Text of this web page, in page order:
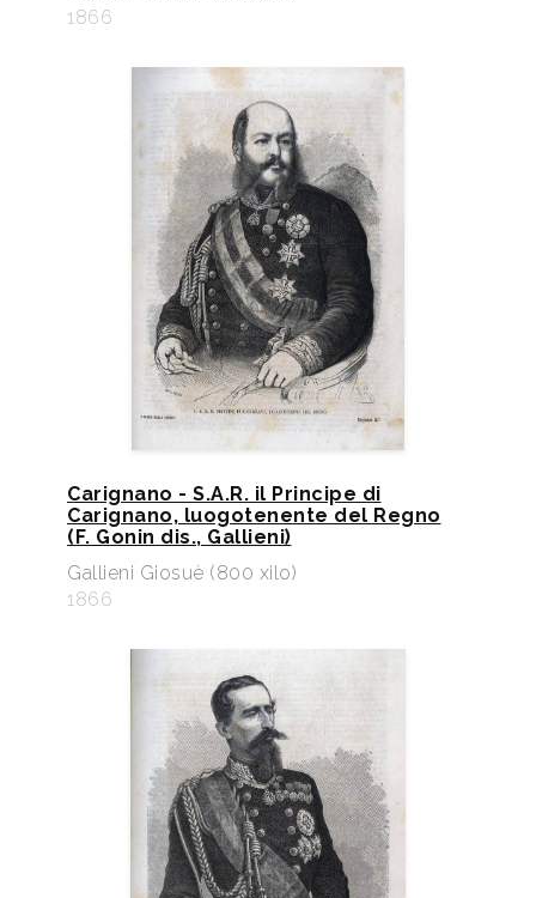
1866
Carignano - S.A.R. il Principe di
Carignano, luogotenente del Regno
(F. Gonin dis., Gallieni)
Gallieni Giosuè (800 xilo)
1866